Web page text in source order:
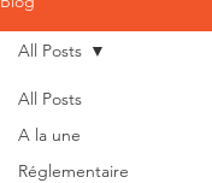
All Posts
A la une
Réglementaire
All Posts